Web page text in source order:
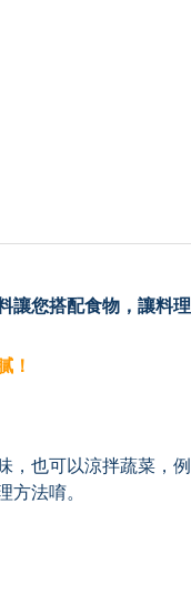
讓您搭配食物，讓料理
！
，也可以涼拌蔬菜，例
方法唷。